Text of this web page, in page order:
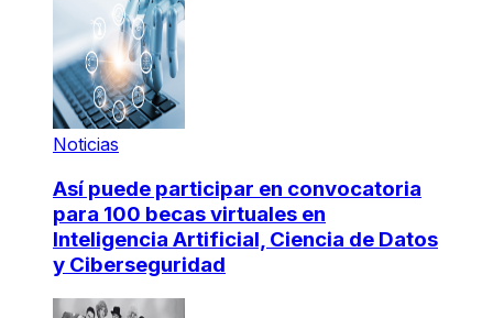
Noticias
Así puede participar en convocatoria
para 100 becas virtuales en
Inteligencia Artificial, Ciencia de Datos
y Ciberseguridad